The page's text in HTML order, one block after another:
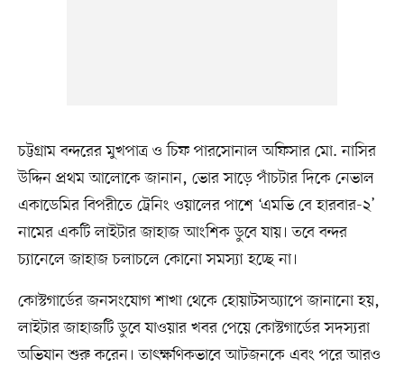
চট্টগ্রাম বন্দরের মুখপাত্র ও চিফ পারসোনাল অফিসার মো. নাসির
উদ্দিন প্রথম আলোকে জানান, ভোর সাড়ে পাঁচটার দিকে নেভাল
একাডেমির বিপরীতে ট্রেনিং ওয়ালের পাশে ‘এমভি বে হারবার-২’
নামের একটি লাইটার জাহাজ আংশিক ডুবে যায়। তবে বন্দর
চ্যানেলে জাহাজ চলাচলে কোনো সমস্যা হচ্ছে না।
কোস্টগার্ডের জনসংযোগ শাখা থেকে হোয়াটসঅ্যাপে জানানো হয়,
লাইটার জাহাজটি ডুবে যাওয়ার খবর পেয়ে কোস্টগার্ডের সদস্যরা
অভিযান শুরু করেন। তাৎক্ষণিকভাবে আটজনকে এবং পরে আরও